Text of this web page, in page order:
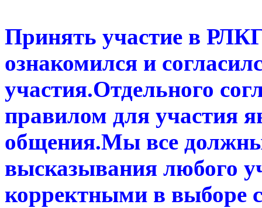
Принять участие в
ознакомился и
участия.Отдельного
правилом для участия
общения.Мы все
высказывания любого
корректными в выборе